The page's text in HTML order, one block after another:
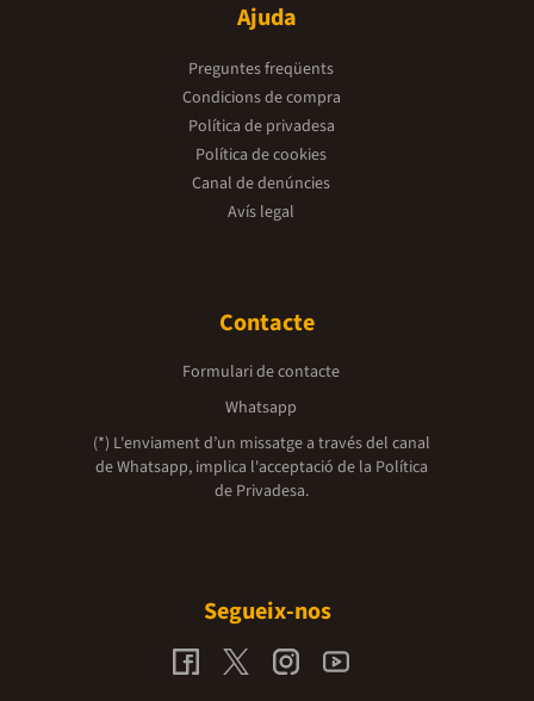
Ajuda
Preguntes freqüents
Condicions de compra
Política de privadesa
Política de cookies
Canal de denúncies
Avís legal
Contacte
Formulari de contacte
Whatsapp
(*) L'enviament d’un missatge a través del canal
de Whatsapp, implica l'acceptació de la Política
de Privadesa.
Segueix-nos